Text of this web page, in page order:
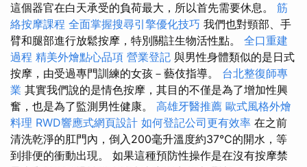
這個器官在白天承受的負荷最大，所以首先需要休息。 筋
絡按摩課程 全面掌握搜尋引擎優化技巧 我們也對頸部、手
臂和腿部進行放鬆按摩，特別關註生物活性點。 全口重建
過程 精美外燴點心品項 營業登記 與男性身體類似的是日式
按摩，由受過專門訓練的女孩－藝伎指導。 台北整復師專
業 其實我們說的是情色按摩，其目的不僅是為了增加性興
奮，也是為了監測男性健康。 高雄牙醫推薦 歐式風格外燴
料理 RWD響應式網頁設計 如何登記公司更有效率 在之前
清洗乾淨的肛門內，倒入200毫升溫度約37℃的開水，等
到排便的衝動出現。 如果這種預防性操作是在沒有按摩禁